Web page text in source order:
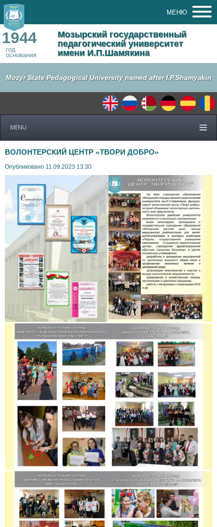
МЕНЮ
1944
год
основания
Мозырский государственный
педагогический университет
имени И.П.Шамякина
Mozyr State Pedagogical University named after I.P.Shamyakin
MENU
ВОЛОНТЕРСКИЙ ЦЕНТР «ТВОРИ ДОБРО»
Опубликовано 11.09.2023 13:30